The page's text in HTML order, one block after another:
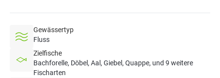
Gewässertyp
Fluss
Zielfische
Bachforelle, Döbel, Aal, Giebel, Quappe, und 9 weitere
Fischarten